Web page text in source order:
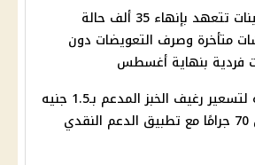
التأمينات تتعهد بإنهاء 35 ألف حالة
متأخرة وصرف التعويضات دون
فردية بنهاية أغسطس
توجه لتسعير رغيف الخبز المدعم بـ1.5 جنيه